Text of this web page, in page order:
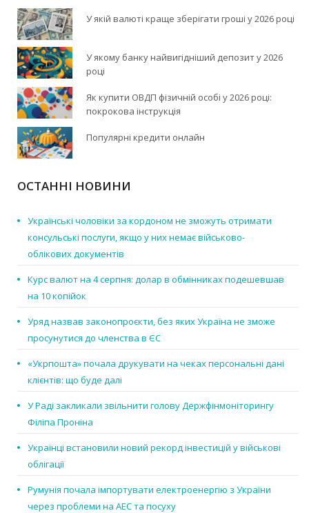
У якій валюті краще зберігати гроші у 2026 році
У якому банку найвигідніший депозит у 2026
році
Як купити ОВДП фізичній особі у 2026 році:
покрокова інструкція
Популярні кредити онлайн
ОСТАННІ НОВИНИ
Українські чоловіки за кордоном не зможуть отримати
консульські послуги, якщо у них немає військово-
облікових документів
Курс валют на 4 серпня: долар в обмінниках подешевшав
на 10 копійок
Уряд назвав законопроєкти, без яких Україна не зможе
просунутися до членства в ЄС
«Укрпошта» почала друкувати на чеках персональні дані
клієнтів: що буде далі
У Раді закликали звільнити голову Держфінмоніторингу
Філіпа Проніна
Українці встановили новий рекорд інвестицій у військові
облігації
Румунія почала імпортувати електроенергію з України
через проблеми на АЕС та посуху